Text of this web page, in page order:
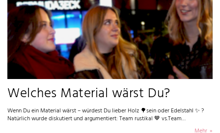
Welches Material wärst Du?
Wenn Du ein Material wärst – würdest Du lieber Holz 🌳sein oder Edelstahl ✨ ?
Natürlich wurde diskutiert und argumentiert: Team rustikal 🤎 vs.Team…
Mehr